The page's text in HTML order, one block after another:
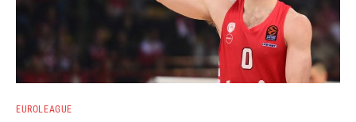
EUROLEAGUE